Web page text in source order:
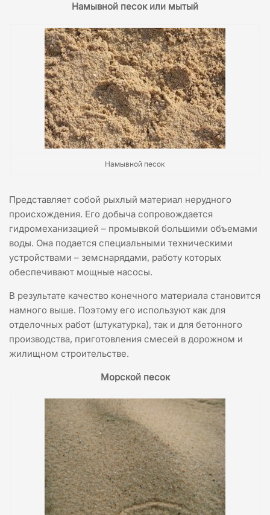
Намывной песок или мытый
Намывной песок
Представляет собой рыхлый материал нерудного
происхождения. Его добыча сопровождается
гидромеханизацией – промывкой большими объемами
воды. Она подается специальными техническими
устройствами – земснарядами, работу которых
обеспечивают мощные насосы.
В результате качество конечного материала становится
намного выше. Поэтому его используют как для
отделочных работ (штукатурка), так и для бетонного
производства, приготовления смесей в дорожном и
жилищном строительстве.
Морской песок